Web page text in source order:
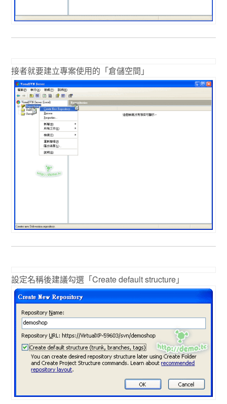
接者就要建立專案使用的「倉儲空間」
設定名稱後建議勾選「Create default structure」